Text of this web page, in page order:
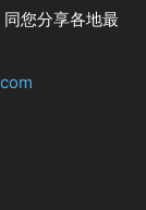
您分享各地最